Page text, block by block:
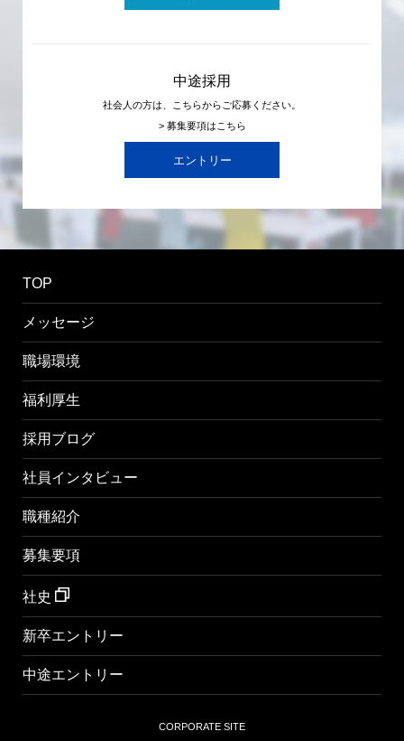
中途採用
社会人の方は、こちらからご応募ください。
> 募集要項はこちら
エントリー
TOP
メッセージ
職場環境
福利厚生
採用ブログ
社員インタビュー
職種紹介
募集要項
社史
新卒エントリー
中途エントリー
CORPORATE SITE